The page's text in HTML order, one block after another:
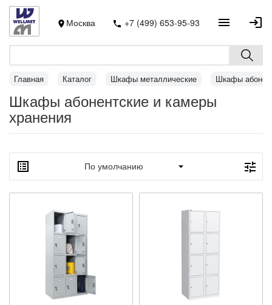
Москва +7 (499) 653-95-93
Главная Каталог Шкафы металлические Шкафы
Шкафы абонентские и камеры
хранения